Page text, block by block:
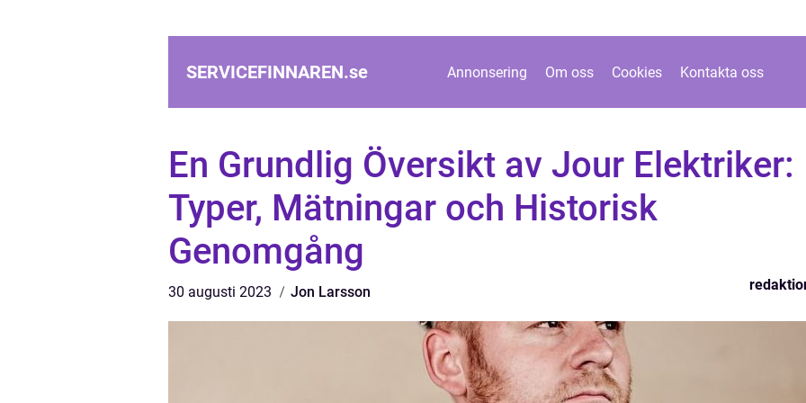
SERVICEFINNAREN.se Annonsering Om oss Cookies Kontakta oss
En Grundlig Översikt av Jour Elektriker:
Typer, Mätningar och Historisk
Genomgång
30 augusti 2023 Jon Larsson